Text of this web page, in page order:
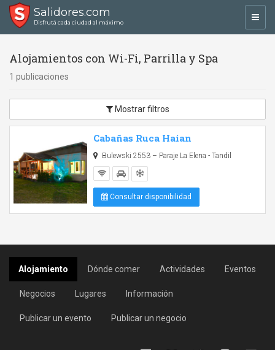
Salidores.com
Disfrutá cada ciudad al máximo
Alojamientos con Wi-Fi, Parrilla y Spa
1 publicaciones
Mostrar filtros
Cabañas Ruca Haian
Bulewski 2553 – Paraje La Elena - Tandil
Consultar disponibilidad
Alojamiento Dónde comer Actividades Eventos
Negocios Lugares Información
Publicar un evento Publicar un negocio